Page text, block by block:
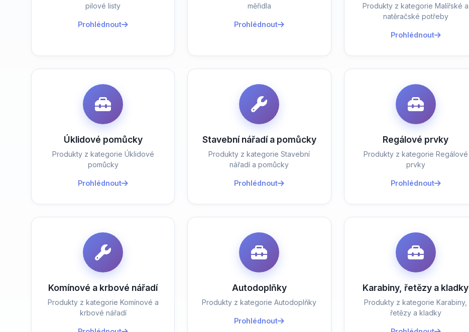
pilové listy
Prohlédnout
měřidla
Prohlédnout
Produkty z kategorie Malířské a
natěračské potřeby
Prohlédnout
Úklidové pomůcky
Produkty z kategorie Úklidové
pomůcky
Prohlédnout
Stavební nářadí a pomůcky
Produkty z kategorie Stavební
nářadí a pomůcky
Prohlédnout
Regálové prvky
Produkty z kategorie Regálové
prvky
Prohlédnout
Komínové a krbové nářadí
Produkty z kategorie Komínové a
krbové nářadí
Autodoplňky
Produkty z kategorie Autodoplňky
Prohlédnout
Karabiny, řetězy a kladky
Produkty z kategorie Karabiny,
řetězy a kladky